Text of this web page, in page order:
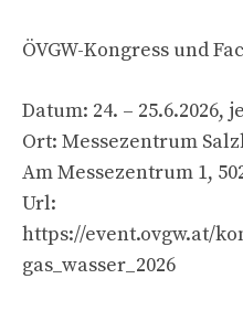
ÖVGW-Kongress und
Datum: 24. – 25.6.2026,
Ort: Messezentrum
Am Messezentrum 1,
Url:
https://event.ovgw.at/
gas_wasser_2026